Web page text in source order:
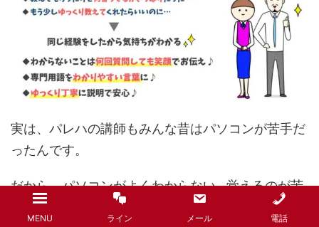
実は、パレハの講師もみんな昔はパソコンが苦手だ
ったんです。
だから、パソコンがよくわからない…覚えるのが苦
痛…という生徒さんの気持ちがとてもよく分かりま
MENU ライン メール 電話